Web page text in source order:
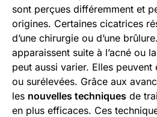
sont perçues différemment et
origines. Certaines cicatrices
d’une chirurgie ou d’une
apparaissent suite à l’acné ou
peut aussi varier. Elles peuvent
ou surélevées. Grâce aux
les nouvelles techniques de
en plus efficaces. Ces